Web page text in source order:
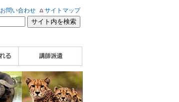
お問い合わせ サイトマップ
WHA認定講師について
WHA認定講師 紹介
動画
WHA認定講師 紹介
記事（会報誌）
自治体・民間団体関
係者の方へ
企業関係者の方へ
学校・教育関係者の
方へ